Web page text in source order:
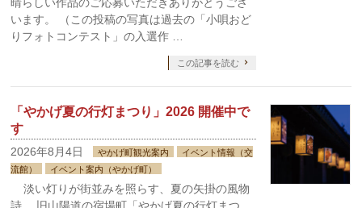
晴らしい作品のご応募いただきありがとうござ
います。 （この投稿の写真は過去の「小唄おど
りフォトコンテスト」の入選作 …
この記事を読む
「やかげ夏の行灯まつり」2026 開催中で
す
2026年8月4日 やかげ町観光案内
イベント情報（交
流館）
イベント案内（やかげ町）
淡い灯りが街並みを照らす、夏の矢掛の風物